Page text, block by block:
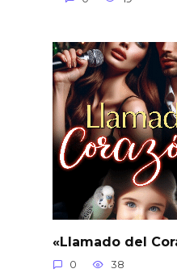
«Llamado del
0 38